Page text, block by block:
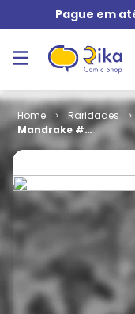
Pague em
Raridades
Mandrake #
066